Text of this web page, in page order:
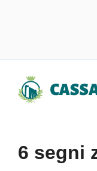
6 segni